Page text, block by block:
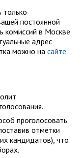
постоянной
комиссий в Москве
адрес
можно на сайте
проголосовать
отметки
кандидатов), что